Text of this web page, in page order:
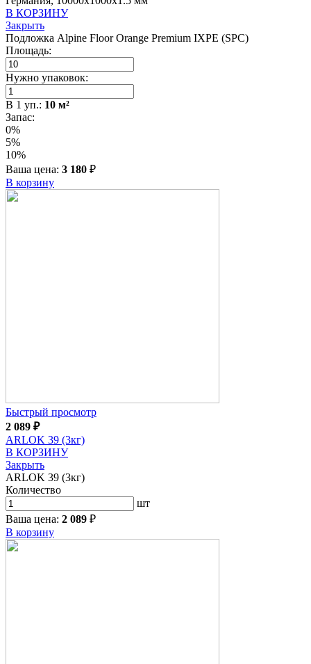
В КОРЗИНУ
Закрыть
Подложка Alpine Floor Orange Premium IXPE (SPC)
Площадь:
Нужно упаковок:
В 1 уп.: 10 м²
Запас:
0%
5%
10%
Ваша цена: 3 180 ₽
В корзину
Быстрый просмотр
2 089 ₽
ARLOK 39 (3кг)
В КОРЗИНУ
Закрыть
ARLOK 39 (3кг)
Количество
шт
Ваша цена: 2 089 ₽
В корзину